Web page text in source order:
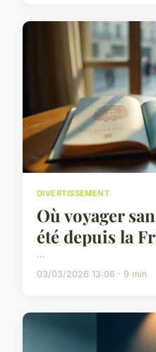
DIVERTISSEMENT
Où voyager
été depuis la
...
03/03/2026 13:06 · 9 min